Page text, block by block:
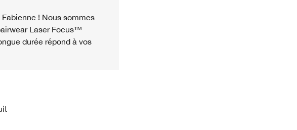
! Nous sommes
Laser Focus™
durée répond à vos